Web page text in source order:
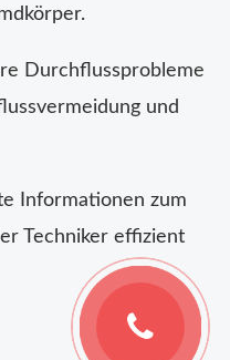
Durchflussprobleme
und
Informationen zum
Techniker effizient